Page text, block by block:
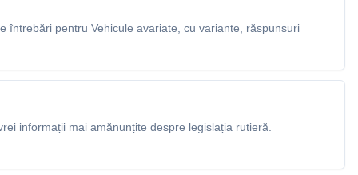
întrebări pentru Vehicule avariate, cu variante, răspunsuri
informații mai amănunțite despre legislația rutieră.